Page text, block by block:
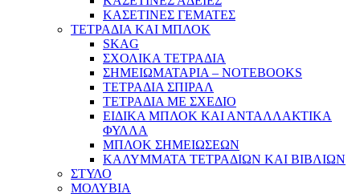
ΚΑΣΕΤΙΝΕΣ ΓΕΜΑΤΕΣ
ΤΕΤΡΑΔΙΑ ΚΑΙ ΜΠΛΟΚ
SKAG
ΣΧΟΛΙΚΑ ΤΕΤΡΑΔΙΑ
ΣΗΜΕΙΩΜΑΤΑΡΙΑ – NOTEBOOKS
ΤΕΤΡΑΔΙΑ ΣΠΙΡΑΛ
ΤΕΤΡΑΔΙΑ ΜΕ ΣΧΕΔΙΟ
ΕΙΔΙΚΑ ΜΠΛΟΚ ΚΑΙ ΑΝΤΑΛΛΑΚΤΙΚΑ
ΦΥΛΛΑ
ΜΠΛΟΚ ΣΗΜΕΙΩΣΕΩΝ
ΚΑΛΥΜΜΑΤΑ ΤΕΤΡΑΔΙΩΝ ΚΑΙ ΒΙΒΛΙΩΝ
ΣΤΥΛΟ
ΜΟΛΥΒΙΑ